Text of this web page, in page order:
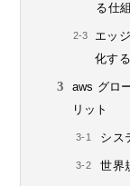
る仕
エッ
化す
aws グロ
リット
シス
世界